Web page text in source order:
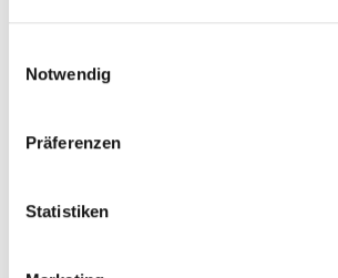
Notwendig
Präferenzen
Statistiken
vermögen Sicilias Werke auf der
und realer Welten zu schweben.